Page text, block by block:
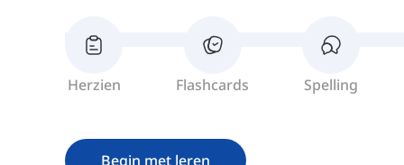
Herzien Flashcards Spelling
Begin met leren